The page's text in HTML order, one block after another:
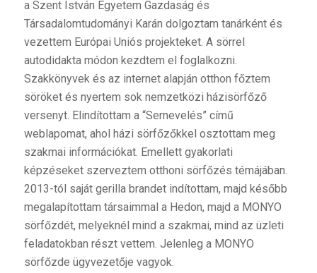
a Szent István Egyetem Gazdaság és
Társadalomtudományi Karán dolgoztam tanárként és
vezettem Európai Uniós projekteket. A sörrel
autodidakta módon kezdtem el foglalkozni.
Szakkönyvek és az internet alapján otthon főztem
söröket és nyertem sok nemzetközi házisörfőző
versenyt. Elindítottam a “Sernevelés” című
weblapomat, ahol házi sörfőzőkkel osztottam meg
szakmai információkat. Emellett gyakorlati
képzéseket szerveztem otthoni sörfőzés témájában.
2013-tól saját gerilla brandet indítottam, majd később
megalapítottam társaimmal a Hedon, majd a MONYO
sörfőzdét, melyeknél mind a szakmai, mind az üzleti
feladatokban részt vettem. Jelenleg a MONYO
sörfőzde ügyvezetője vagyok.